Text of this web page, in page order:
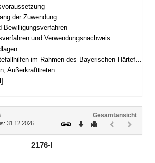
der Zuwendung
Bewilligungsverfahren
und Verwendungsnachweis
Rahmen des Bayerischen Härtefallfonds für soziales Leben und Infrastruktur
Außerkrafttreten
31.12.2026
Gesamtansicht
Download
DruckenVorheriges
2176-I